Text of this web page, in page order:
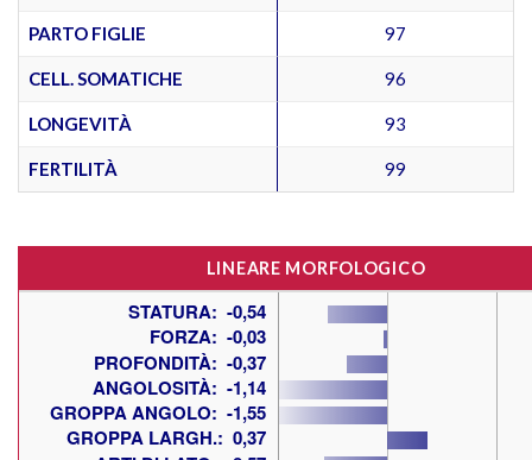
PARTO FIGLIE 97
CELL. SOMATICHE 96
LONGEVITÀ 93
FERTILITÀ 99
LINEARE MORFOLOGICO